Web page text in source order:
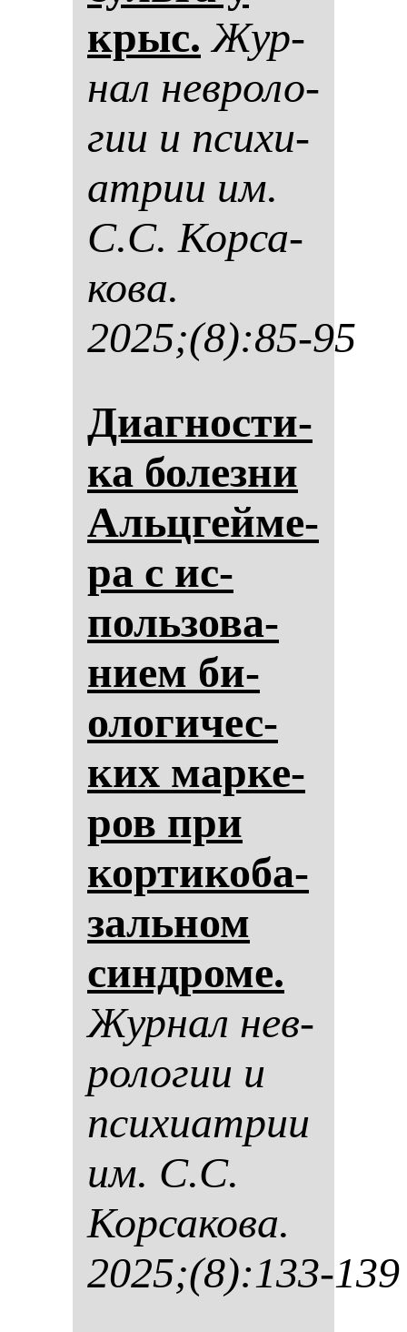
крыс. Жур­
нал нев­ро­ло­
гии и пси­хи­
ат­рии им.
С.С. Кор­са­
ко­ва.
2025;(8):85-95
Диаг­нос­ти­
ка бо­лез­ни
Альцгей­ме­
ра с ис­
поль­зо­ва­
ни­ем би­
оло­ги­чес­
ких мар­ке­
ров при
кор­ти­ко­ба­
заль­ном
син­дро­ме.
Жур­нал нев­
ро­ло­гии и
пси­хи­ат­рии
им. С.С.
Кор­са­ко­ва.
2025;(8):133-139